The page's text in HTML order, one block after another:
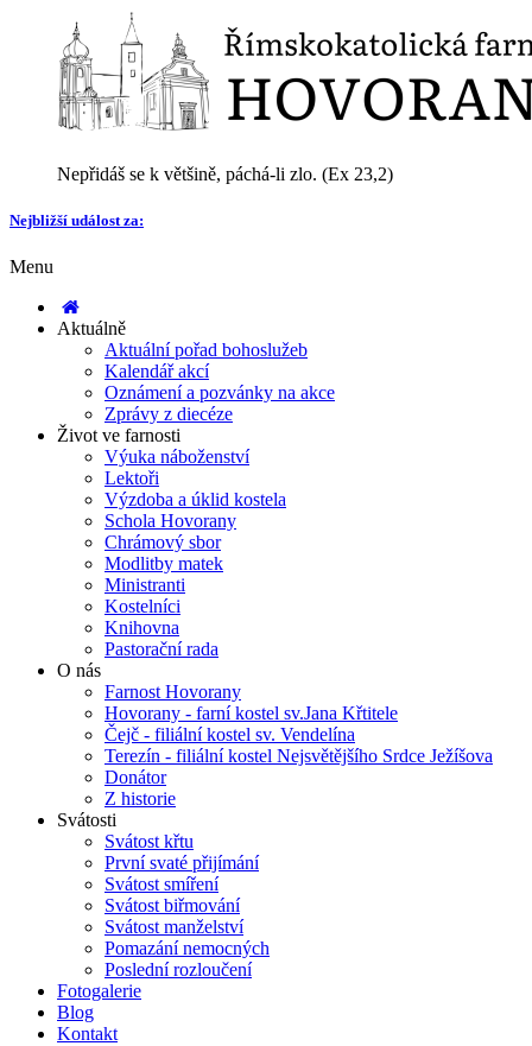
Nepřidáš se k většině, páchá-li zlo. (Ex 23,2)
Nejbližší událost za:
Menu
Aktuálně
Aktuální pořad bohoslužeb
Kalendář akcí
Oznámení a pozvánky na akce
Zprávy z diecéze
Život ve farnosti
Výuka náboženství
Lektoři
Výzdoba a úklid kostela
Schola Hovorany
Chrámový sbor
Modlitby matek
Ministranti
Kostelníci
Knihovna
Pastorační rada
O nás
Farnost Hovorany
Hovorany - farní kostel sv.Jana Křtitele
Čejč - filiální kostel sv. Vendelína
Terezín - filiální kostel Nejsvětějšího Srdce Ježíšova
Donátor
Z historie
Svátosti
Svátost křtu
První svaté přijímání
Svátost smíření
Svátost biřmování
Svátost manželství
Pomazání nemocných
Poslední rozloučení
Fotogalerie
Blog
Kontakt